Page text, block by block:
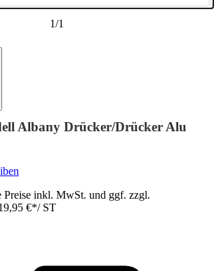
1/1
Albany Drücker/Drücker Alu
inkl. MwSt. und ggf. zzgl.
€*/ ST